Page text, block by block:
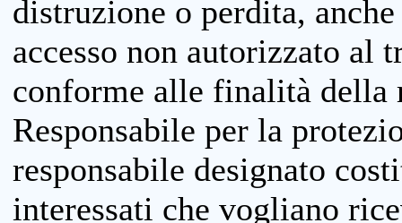
distruzione o perdita,
accesso non autorizzato al
conforme alle finalità della
Responsabile per la
responsabile designato
interessati che vogliano